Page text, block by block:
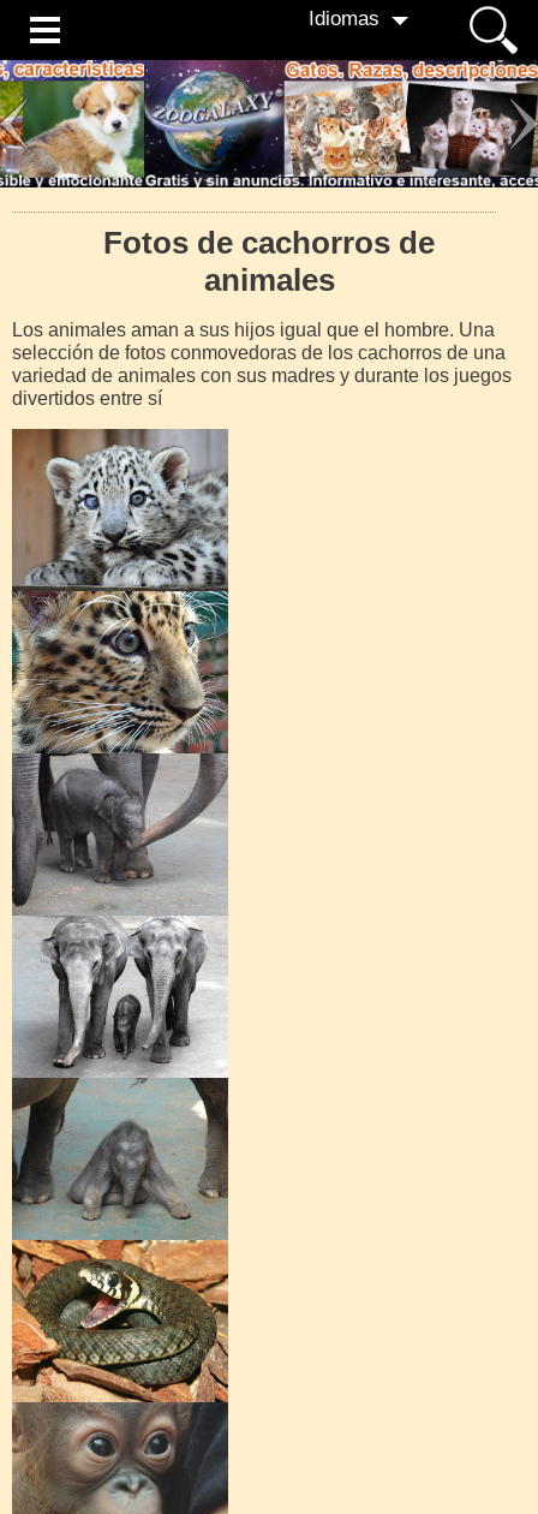
Idiomas
Fotos de cachorros de
animales
Los animales aman a sus hijos igual que el hombre. Una
selección de fotos conmovedoras de los cachorros de una
variedad de animales con sus madres y durante los juegos
divertidos entre sí